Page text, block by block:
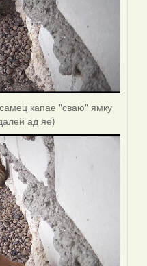
капае "сваю" ямку
ад яе)